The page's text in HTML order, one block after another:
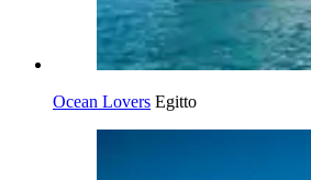
Ocean Lovers Egitto